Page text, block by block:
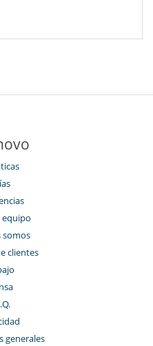
somos
clientes
generales